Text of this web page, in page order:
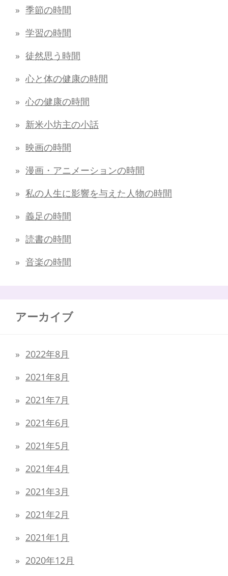
季節の時間
学習の時間
徒然思う時間
心と体の健康の時間
心の健康の時間
新米小坊主の小話
映画の時間
漫画・アニメーションの時間
私の人生に影響を与えた人物の時間
義足の時間
読書の時間
音楽の時間
アーカイブ
2022年8月
2021年8月
2021年7月
2021年6月
2021年5月
2021年4月
2021年3月
2021年2月
2021年1月
2020年12月